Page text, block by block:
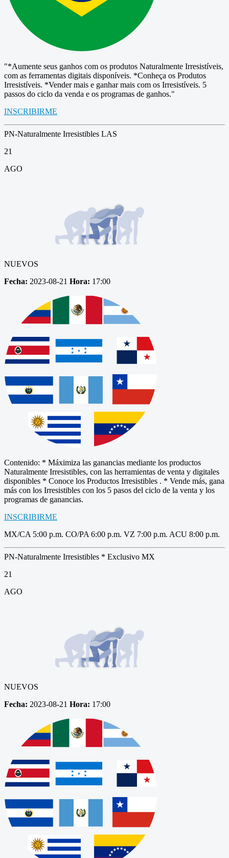
"*Aumente seus ganhos com os produtos Naturalmente Irresistíveis,
com as ferramentas digitais disponíveis. *Conheça os Produtos
Irresistíveis. *Vender mais e ganhar mais com os Irresistíveis. 5
passos do ciclo da venda e os programas de ganhos."
INSCRIBIRME
PN-Naturalmente Irresistibles LAS
21
AGO
NUEVOS
Fecha: 2023-08-21 Hora: 17:00
Contenido: * Máximiza las ganancias mediante los productos
Naturalmente Irresistibles, con las herramientas de venta y digitales
disponibles * Conoce los Productos Irresistibles . * Vende más, gana
más con los Irresistibles con los 5 pasos del ciclo de la venta y los
programas de ganancias.
INSCRIBIRME
MX/CA 5:00 p.m. CO/PA 6:00 p.m. VZ 7:00 p.m. ACU 8:00 p.m.
PN-Naturalmente Irresistibles * Exclusivo MX
21
AGO
NUEVOS
Fecha: 2023-08-21 Hora: 17:00